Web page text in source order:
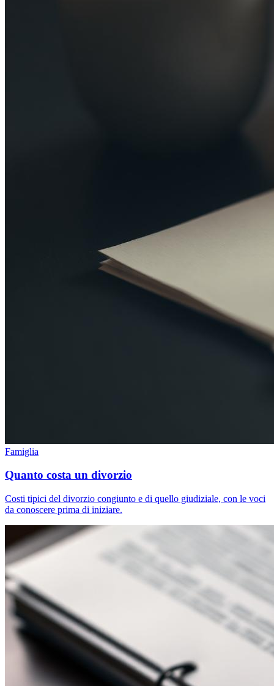
Famiglia
Quanto costa un divorzio
Costi tipici del divorzio congiunto e di quello giudiziale, con le voci
da conoscere prima di iniziare.